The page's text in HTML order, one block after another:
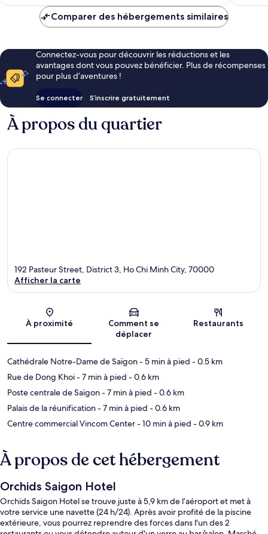
de
Comparer des hébergements similaires
Connectez-vous pour découvrir les réductions et les
avantages dont vous pouvez bénéficier. Plus de récompenses
pour plus d’aventures !
Se connecter S’inscrire gratuitement
À propos du quartier
Carte
192 Pasteur Street, District 3, Ho Chi Minh City, 70000
Afficher la carte
À proximité
Comment se
déplacer
Restaurants
Cathédrale Notre-Dame de Saïgon- 5 min à pied - 0.5 km
Rue de Dong Khoi- 7 min à pied - 0.6 km
Poste centrale de Saïgon- 7 min à pied - 0.6 km
Palais de la réunification- 7 min à pied - 0.6 km
Centre commercial Vincom Center- 10 min à pied - 0.9 km
À propos de cet hébergement
Orchids Saigon Hotel
Orchids Saigon Hotel se trouve juste à 5,9 km de l’aéroport et met à
votre service une navette (24 h/24). Après avoir profité de la piscine
extérieure, vous pourrez reprendre des forces dans l'un des 2